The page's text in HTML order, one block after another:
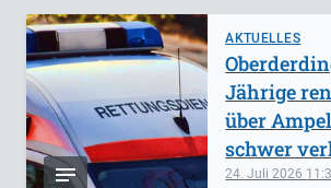
AKTUELLES
24. Juli 2026
Jährige
über
schwer